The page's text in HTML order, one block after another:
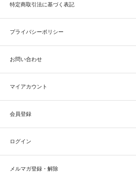
特定商取引法に基づく表記
プライバシーポリシー
お問い合わせ
マイアカウント
会員登録
ログイン
メルマガ登録・解除